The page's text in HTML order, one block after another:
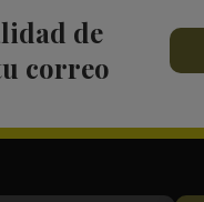
de
correo